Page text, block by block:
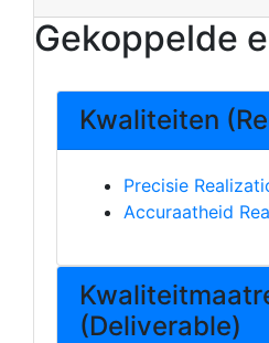
Gekoppelde
Kwaliteiten
Precisie
Accuraatheid
(Deliverable)